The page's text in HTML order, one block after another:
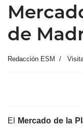
de
Redacción ESM
El Mercado de la